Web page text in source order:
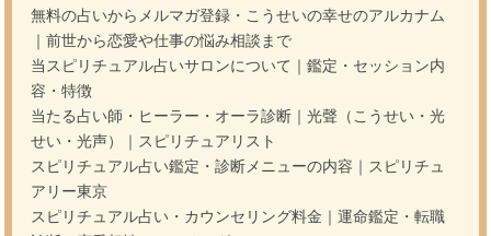
無料の占いからメルマガ登録・こうせいの幸せのアルカナム
｜前世から恋愛や仕事の悩み相談まで
当スピリチュアル占いサロンについて｜鑑定・セッション内
容・特徴
当たる占い師・ヒーラー・オーラ診断｜光聲（こうせい・光
せい・光声）｜スピリチュアリスト
スピリチュアル占い鑑定・診断メニューの内容｜スピリチュ
アリー東京
スピリチュアル占い・カウンセリング料金｜運命鑑定・転職